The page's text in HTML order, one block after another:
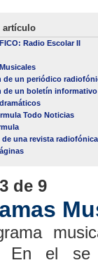
artículo
Radio Escolar II
de un periódico
de un boletín informativo
Todo Noticias
de una revista radiofónica
de 9
En el se